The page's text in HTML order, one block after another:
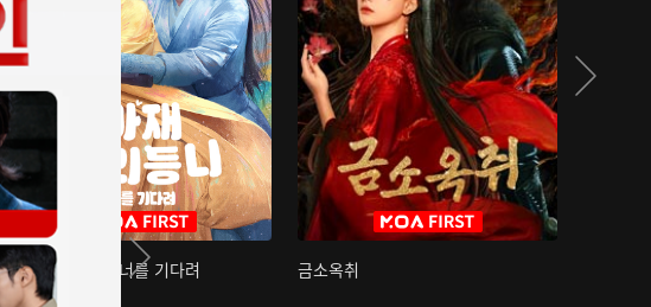
아재저리등니 : 너를 기다려 금소옥취